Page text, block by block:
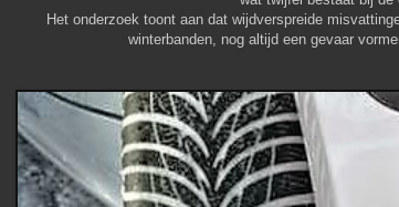
Het onderzoek toont aan dat wijdverspreide
winterbanden, nog altijd een gevaar